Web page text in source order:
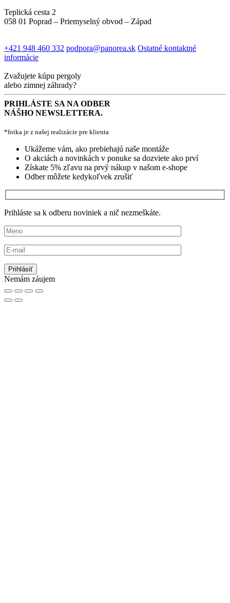
Teplická cesta 2
058 01 Poprad – Priemyselný obvod – Západ
+421 948 460 332 podpora@panorea.sk Ostatné kontaktné
informácie
Zvažujete kúpu pergoly
alebo zimnej záhrady?
PRIHLÁSTE SA NA ODBER
NÁŠHO NEWSLETTERA.
*fotka je z našej realizácie pre klienta
Ukážeme vám, ako prebiehajú naše montáže
O akciách a novinkách v ponuke sa dozviete ako prví
Získate 5% zľavu na prvý nákup v našom e-shope
Odber môžete kedykoľvek zrušiť
Prihláste sa k odberu noviniek a nič nezmeškáte.
Nemám záujem